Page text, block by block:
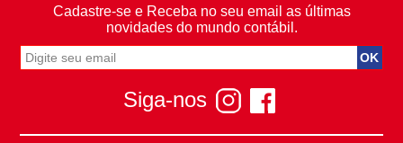
Cadastre-se e Receba no seu email as últimas
novidades do mundo contábil.
Siga-nos